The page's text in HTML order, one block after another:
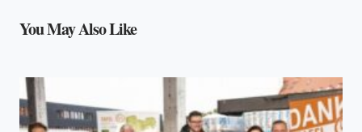
You May Also Like